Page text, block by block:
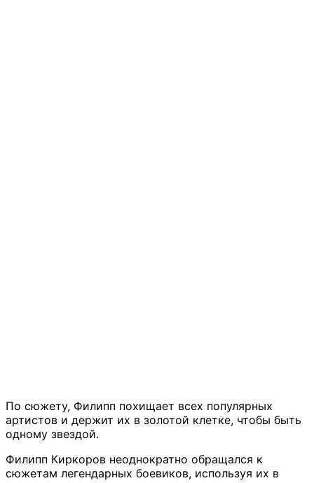
По сюжету, Филипп похищает всех популярных
артистов и держит их в золотой клетке, чтобы быть
одному звездой.
Филипп Киркоров неоднократно обращался к
сюжетам легендарных боевиков, используя их в